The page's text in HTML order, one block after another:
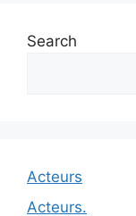
Search
Acteurs
Acteurs.